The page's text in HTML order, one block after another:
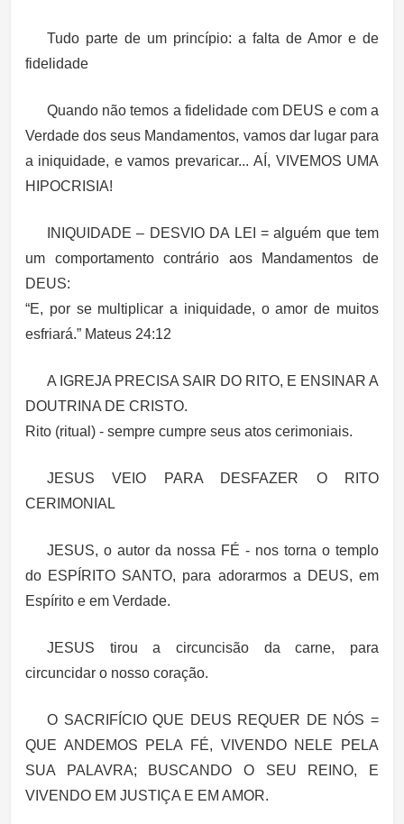
Tudo parte de um princípio: a falta de Amor e de
fidelidade
Quando não temos a fidelidade com DEUS e com a
Verdade dos seus Mandamentos, vamos dar lugar para
a iniquidade, e vamos prevaricar... AÍ, VIVEMOS UMA
HIPOCRISIA!
INIQUIDADE – DESVIO DA LEI = alguém que tem
um comportamento contrário aos Mandamentos de
DEUS:
“E, por se multiplicar a iniquidade, o amor de muitos
esfriará.” Mateus 24:12
A IGREJA PRECISA SAIR DO RITO, E ENSINAR A
DOUTRINA DE CRISTO.
Rito (ritual) - sempre cumpre seus atos cerimoniais.
JESUS VEIO PARA DESFAZER O RITO
CERIMONIAL
JESUS, o autor da nossa FÉ - nos torna o templo
do ESPÍRITO SANTO, para adorarmos a DEUS, em
Espírito e em Verdade.
JESUS tirou a circuncisão da carne, para
circuncidar o nosso coração.
O SACRIFÍCIO QUE DEUS REQUER DE NÓS =
QUE ANDEMOS PELA FÉ, VIVENDO NELE PELA
SUA PALAVRA; BUSCANDO O SEU REINO, E
VIVENDO EM JUSTIÇA E EM AMOR.